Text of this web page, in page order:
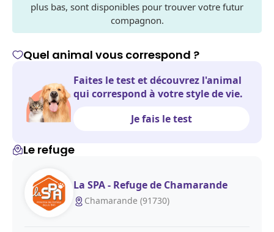
plus bas, sont disponibles pour trouver votre futur
compagnon.
Quel animal vous correspond ?
Faites le test et découvrez l'animal
qui correspond à votre style de vie.
Je fais le test
Le refuge
La SPA - Refuge de Chamarande
Chamarande (91730)